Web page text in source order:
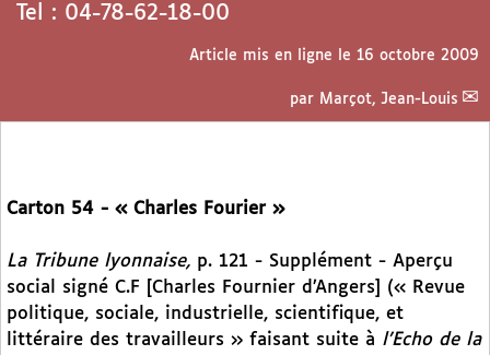
Tel : 04-78-62-18-00
Article mis en ligne le 16 octobre 2009
par Marçot, Jean-Louis
Carton 54 - « Charles Fourier »
La Tribune lyonnaise, p. 121 - Supplément - Aperçu
social signé C.F [Charles Fournier d’Angers] (« Revue
politique, sociale, industrielle, scientifique, et
littéraire des travailleurs » faisant suite à l’Echo de la